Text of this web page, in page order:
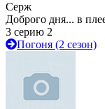
Серж
Доброго дня... в
3 серию 2
Погоня (2 сезон)